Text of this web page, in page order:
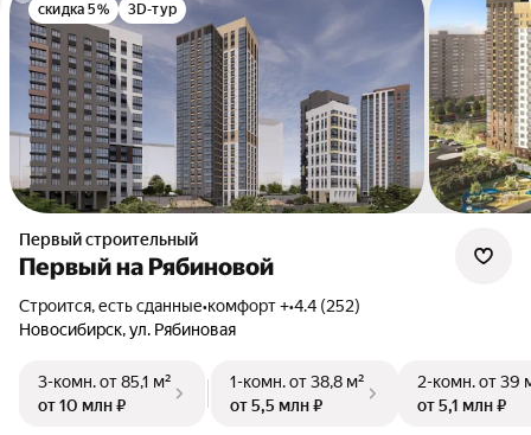
скидка 5% 3D-тур
Первый строительный
Первый на Рябиновой
Строится, есть сданные•комфорт +•4.4 (252)
Новосибирск, ул. Рябиновая
3-комн.от 85,1 м²
от 10 млн ₽
1-комн.от 38,8 м²
от 5,5 млн ₽
2-комн.от 39
от 5,1 млн ₽